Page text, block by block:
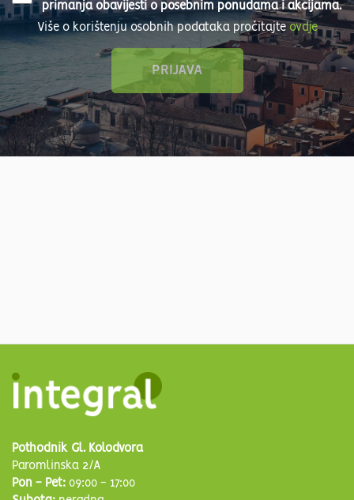
primanja obavijesti o posebnim ponudama i akcijama.
Više o korištenju osobnih podataka pročitajteovdje
Pothodnik Gl. Kolodvora
Paromlinska 2/A
Pon - Pet: 09:00 - 17:00